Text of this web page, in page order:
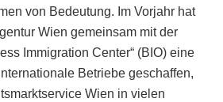
von Bedeutung. Im Vorjahr hat
Wien gemeinsam mit der
Immigration Center“ (BIO) eine
Betriebe geschaffen,
Wien in vielen